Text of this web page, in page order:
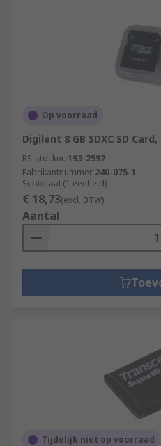
Op voorraad
Digilent 8 GB SDXC SD
RS-stocknr. 193-2592
Fabrikantnummer 240-075-1
Subtotaal (1 eenheid)
€ 18,73(excl. BTW)
Aantal
Tijdelijk niet op voorraad